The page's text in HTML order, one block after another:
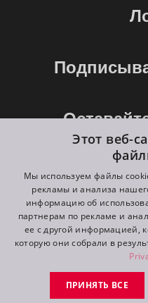
©2026
All rights
Этот веб-
Мы используем файлы
рекламы и анализа
информацию об
партнерам по рекламе и
ее с другой информацией,
которую они собрали в
ПРИНЯТЬ ВСЕ